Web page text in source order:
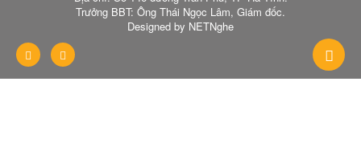
Trưởng BBT: Ông Thái Ngọc Lâm, Giám đốc.
Designed by NETNghe